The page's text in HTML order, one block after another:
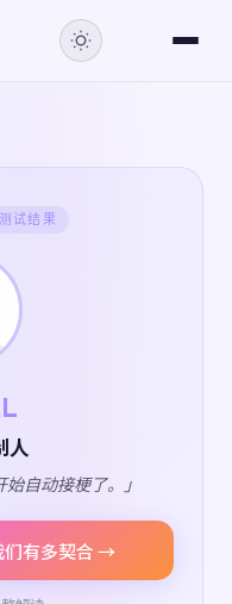
试结果
人
自动接梗了。」
们有多契合 →